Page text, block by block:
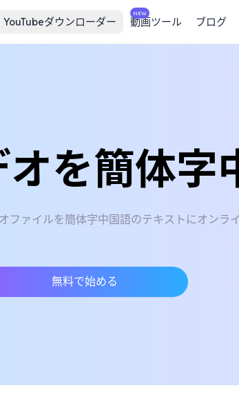
YouTubeダウンローダー
NEW
動画ツール ブログ
を簡体字
ファイルを簡体字中国語のテキストにオンラ
無料で始める